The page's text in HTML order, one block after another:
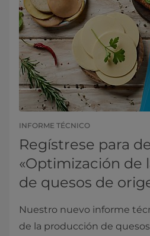
INFORME TÉCNICO
Regístrese para
«Optimización de
de quesos de
Nuestro nuevo informe
de la producción de